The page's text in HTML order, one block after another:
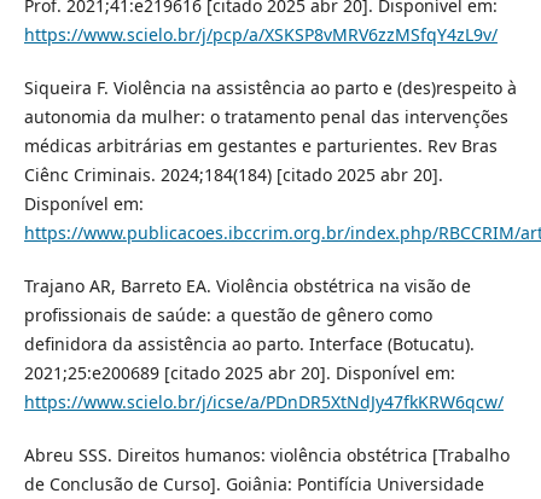
Prof. 2021;41:e219616 [citado 2025 abr 20]. Disponível em:
https://www.scielo.br/j/pcp/a/XSKSP8vMRV6zzMSfqY4zL9v/
Siqueira F. Violência na assistência ao parto e (des)respeito à
autonomia da mulher: o tratamento penal das intervenções
médicas arbitrárias em gestantes e parturientes. Rev Bras
Ciênc Criminais. 2024;184(184) [citado 2025 abr 20].
Disponível em:
https://www.publicacoes.ibccrim.org.br/index.php/RBCCRIM/
Trajano AR, Barreto EA. Violência obstétrica na visão de
profissionais de saúde: a questão de gênero como
definidora da assistência ao parto. Interface (Botucatu).
2021;25:e200689 [citado 2025 abr 20]. Disponível em:
https://www.scielo.br/j/icse/a/PDnDR5XtNdJy47fkKRW6qcw/
Abreu SSS. Direitos humanos: violência obstétrica [Trabalho
de Conclusão de Curso]. Goiânia: Pontifícia Universidade